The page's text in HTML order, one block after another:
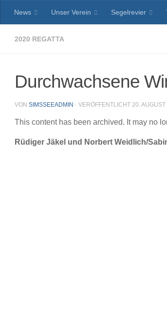
Zum Inhalt springen
News Unser Verein Segelrevier
2020 REGATTA
Durchwachsene
VON SIMSSEEADMIN · VERÖFFENTLICHT 20. AUGUST
This content has been archived. It may no
Rüdiger Jäkel und Norbert Weidlich/